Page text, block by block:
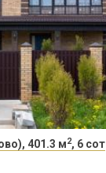
401.3 м2, 6 сот